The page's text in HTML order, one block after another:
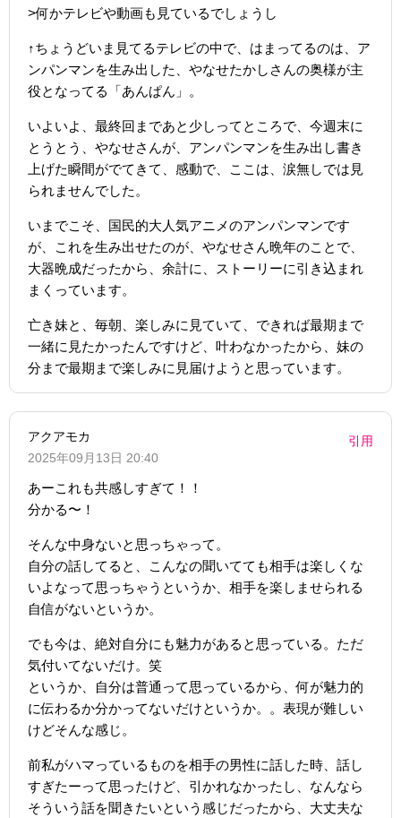
>何かテレビや動画も見ているでしょうし
↑ちょうどいま見てるテレビの中で、はまってるのは、ア
ンパンマンを生み出した、やなせたかしさんの奥様が主
役となってる「あんぱん」。
いよいよ、最終回まであと少しってところで、今週末に
とうとう、やなせさんが、アンパンマンを生み出し書き
上げた瞬間がでてきて、感動で、ここは、涙無しでは見
られませんでした。
いまでこそ、国民的大人気アニメのアンパンマンです
が、これを生み出せたのが、やなせさん晩年のことで、
大器晩成だったから、余計に、ストーリーに引き込まれ
まくっています。
亡き妹と、毎朝、楽しみに見ていて、できれば最期まで
一緒に見たかったんですけど、叶わなかったから、妹の
分まで最期まで楽しみに見届けようと思っています。
アクアモカ
2025年09月13日 20:40
引用
あーこれも共感しすぎて！！
分かる〜！
そんな中身ないと思っちゃって。
自分の話してると、こんなの聞いてても相手は楽しくな
いよなって思っちゃうというか、相手を楽しませられる
自信がないというか。
でも今は、絶対自分にも魅力があると思っている。ただ
気付いてないだけ。笑
というか、自分は普通って思っているから、何が魅力的
に伝わるか分かってないだけというか。。表現が難しい
けどそんな感じ。
前私がハマっているものを相手の男性に話した時、話し
すぎたーって思ったけど、引かれなかったし、なんなら
そういう話を聞きたいという感じだったから、大丈夫な